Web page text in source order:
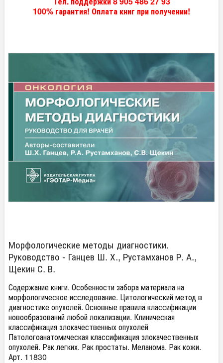
100% гарантия! Оплата книг при получении!
Морфологические методы диагностики.
Руководство - Ганцев Ш. Х., Рустамханов Р. А.,
Щекин С. В.
Содержание книги. Особенности забора материала на
морфологическое исследование. Цитологический метод в
диагностике опухолей. Основные правила классификации
новообразований любой локализации. Клиническая
классификация злокачественных опухолей
Патологоанатомическая классификация злокачественных
опухолей. Рак легких. Рак простаты. Меланома. Рак кожи.
Арт. 11830